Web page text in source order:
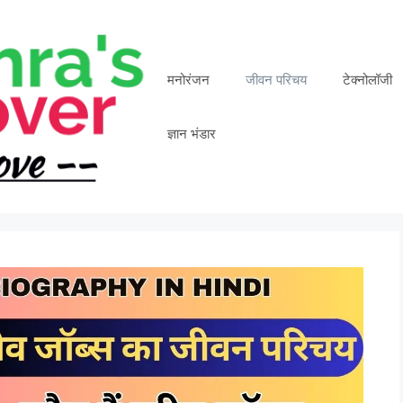
मनोरंजन जीवन परिचय टेक्नोलॉजी
ज्ञान भंडार